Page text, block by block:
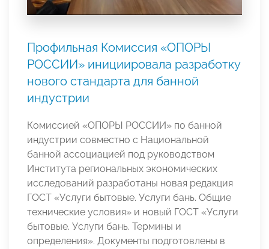
Профильная Комиссия «ОПОРЫ
РОССИИ» инициировала разработку
нового стандарта для банной
индустрии
Комиссией «ОПОРЫ РОССИИ» по банной
индустрии совместно с Национальной
банной ассоциацией под руководством
Института региональных экономических
исследований разработаны новая редакция
ГОСТ «Услуги бытовые. Услуги бань. Общие
технические условия» и новый ГОСТ «Услуги
бытовые. Услуги бань. Термины и
определения». Документы подготовлены в